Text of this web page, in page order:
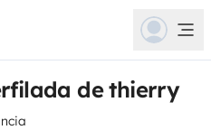
de thierry